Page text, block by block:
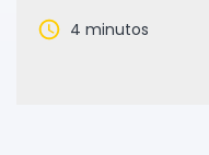
4 minutos